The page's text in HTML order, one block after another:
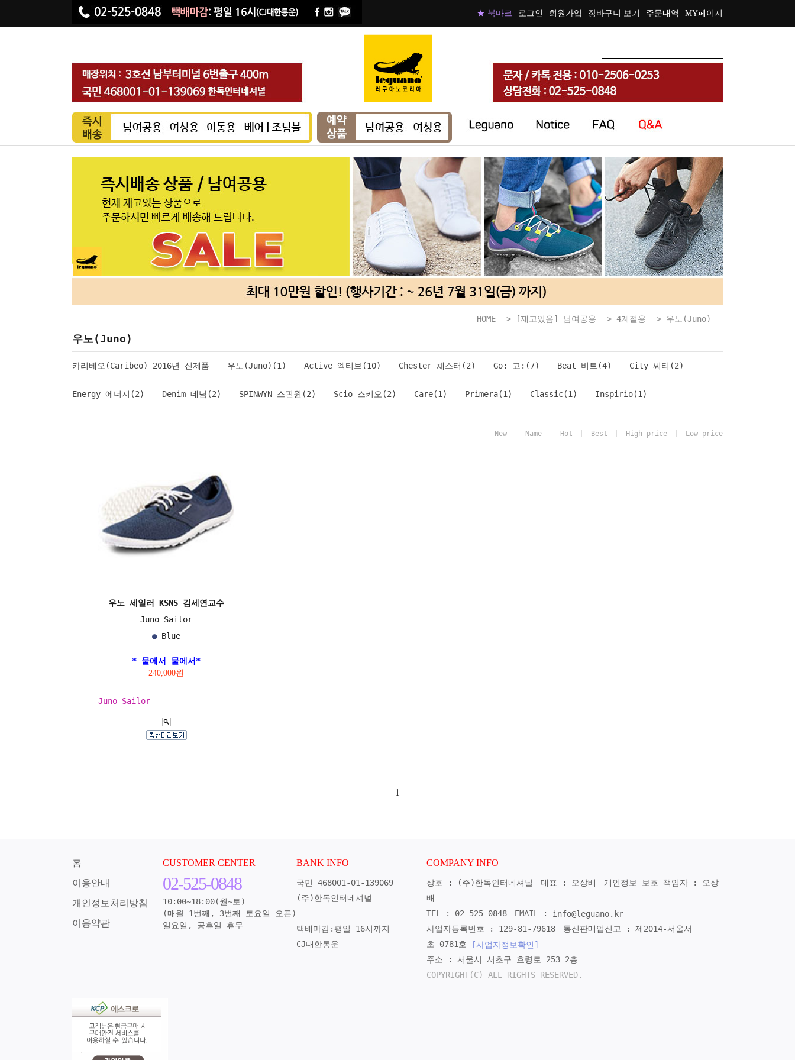
★ 북마크 로그인 회원가입 장바구니 보기 주문내역 MY페이지
HOME > [재고있음] 남여공용 > 4계절용 > 우노(Juno)
우노(Juno)
카리베오(Caribeo) 2016년 신제품 우노(Juno)(1) Active 엑티브(10) Chester 체스터(2) Go: 고:(7) Beat 비트(4) City 씨티(2)
Energy 에너지(2) Denim 데님(2) SPINWYN 스핀윈(2) Scio 스키오(2) Care(1) Primera(1) Classic(1) Inspirio(1)
New Name Hot Best High price Low price
우노 세일러 KSNS 김세연교수
Juno Sailor
●Blue
* 뭍에서 물에서*
240,000원
Juno Sailor
1
홈
이용안내
개인정보처리방침
이용약관
CUSTOMER CENTER
02-525-0848
10:00~18:00(월~토)
(매월 1번째, 3번째 토요일 오픈)
일요일, 공휴일 휴무
BANK INFO
국민 468001-01-139069
(주)한독인터네셔널
---------------------
택배마감:평일 16시까지
CJ대한통운
COMPANY INFO
상호 : (주)한독인터네셔널 대표 : 오상배
개인정보 보호 책임자 : 오상
배
TEL : 02-525-0848
EMAIL : info@leguano.kr
사업자등록번호 : 129-81-79618
통신판매업신고 : 제2014-서울서
초-0781호
[사업자정보확인]
주소 : 서울시 서초구 효령로 253 2층
COPYRIGHT(C) ALL RIGHTS RESERVED.